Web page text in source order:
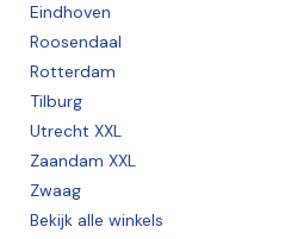
Eindhoven
Roosendaal
Rotterdam
Tilburg
Utrecht XXL
Zaandam XXL
Zwaag
Bekijk alle winkels